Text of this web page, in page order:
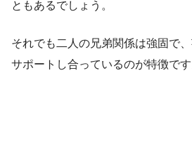
ともあるでしょう。
それでも二人の兄弟関係は強固で
サポートし合っているのが特徴です